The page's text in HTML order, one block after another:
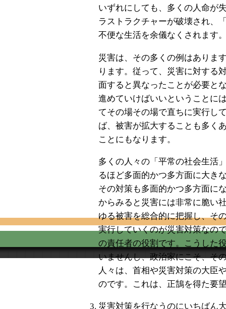
いずれにしても、多くの人命が
ラストラクチャーが破壊され、
不便な生活を余儀なくされます
災害は、その多くの例はありま
ります。従って、災害に対する
面すると異なったことが必要と
進めていけばいいということに
てその場その場で直ちに実行し
ば、被害が拡大することも多く
ことにもなります。
多くの人々の「平常の社会生活
るほど多面的かつ多方面に大き
その対策も多面的かつ多方面に
からみると災害には非常に脆い
ゆる被害を総合的に把握し、そ
実行していくのが災害対策なの
の責任者の役割です。こうした
いませんし、政治家にこそ、そ
人々は、首相や災害対策の大臣
のです。これは、正鵠を得た要
災害対策を行なうのにいちばん